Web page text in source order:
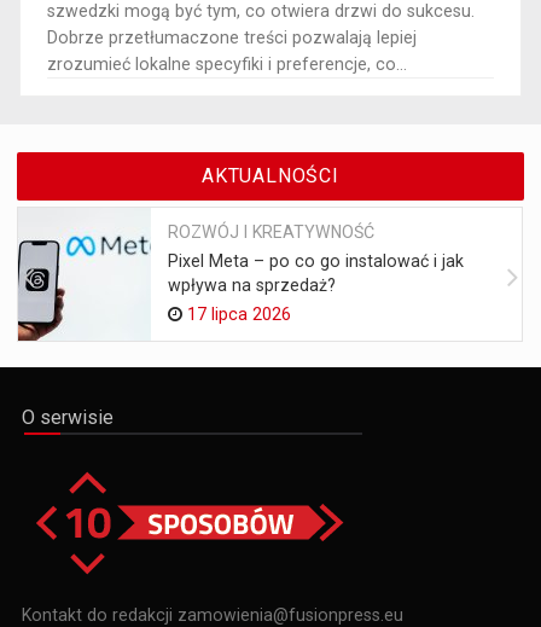
szwedzki mogą być tym, co otwiera drzwi do sukcesu.
Dobrze przetłumaczone treści pozwalają lepiej
zrozumieć lokalne specyfiki i preferencje, co...
AKTUALNOŚCI
ROZWÓJ I KREATYWNOŚĆ
Pixel Meta – po co go instalować i jak
wpływa na sprzedaż?
17 lipca 2026
O serwisie
Kontakt do redakcji zamowienia@fusionpress.eu